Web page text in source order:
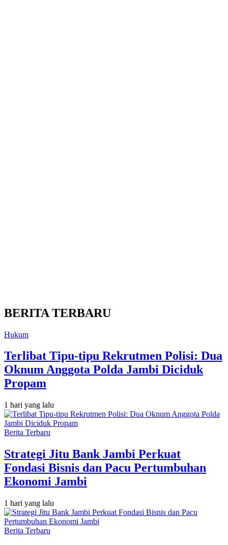
BERITA TERBARU
Hukum
Terlibat Tipu-tipu Rekrutmen Polisi: Dua
Oknum Anggota Polda Jambi Diciduk
Propam
1 hari yang lalu
Berita Terbaru
Strategi Jitu Bank Jambi Perkuat
Fondasi Bisnis dan Pacu Pertumbuhan
Ekonomi Jambi
1 hari yang lalu
Berita Terbaru